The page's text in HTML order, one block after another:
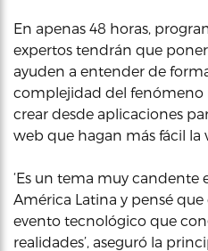
En apenas 48 horas,
expertos tendrán que
ayuden a entender de
complejidad del fenómeno
crear desde aplicaciones
web que hagan más fácil la
‘Es un tema muy candente
América Latina y pensé
evento tecnológico que
realidades’, aseguró la